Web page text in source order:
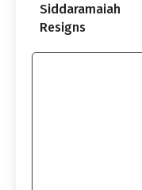
Siddaramaiah
Resigns